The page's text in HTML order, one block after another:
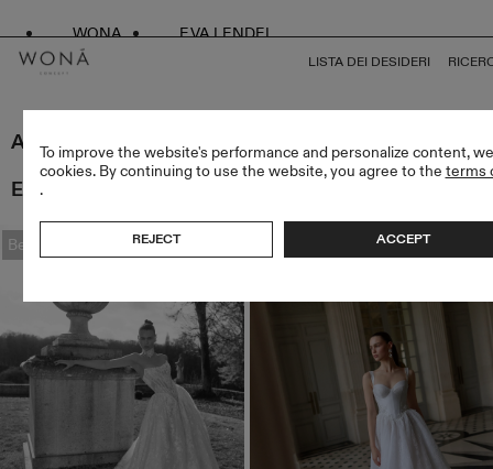
WONA EVA LENDEL
LISTA DEI DESIDERI
ABITI DA SPOSA IN STILE PRINCIPESSA
ELEMENTI (59)
Bestseller
To improve the website's performance and personalize content,
cookies. By continuing to use the website, you agree to the terms
.
REJECT ACCEPT